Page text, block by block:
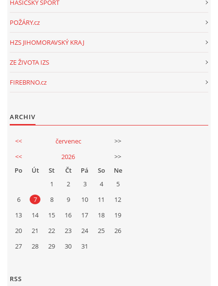
HASIČSKÝ SPORT
POŽÁRY.cz
HZS JIHOMORAVSKÝ KRAJ
ZE ŽIVOTA IZS
FIREBRNO.cz
ARCHIV
<< červenec
>>
<<
2026
>>
Po
Út St Čt Pá So
Ne
1
2 3 4
5
6
7 8 9 10 11
12
13
14 15 16 17 18
19
20
21 22 23 24 25
26
27
28 29 30 31
RSS